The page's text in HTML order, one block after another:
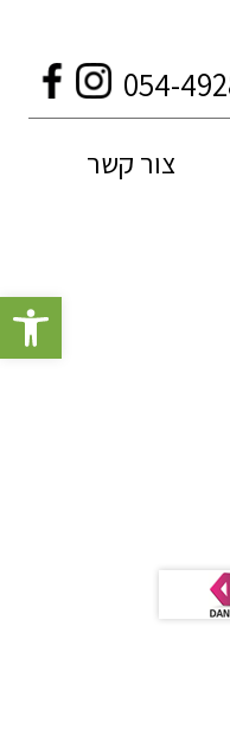
פתח
054-
צור קשר